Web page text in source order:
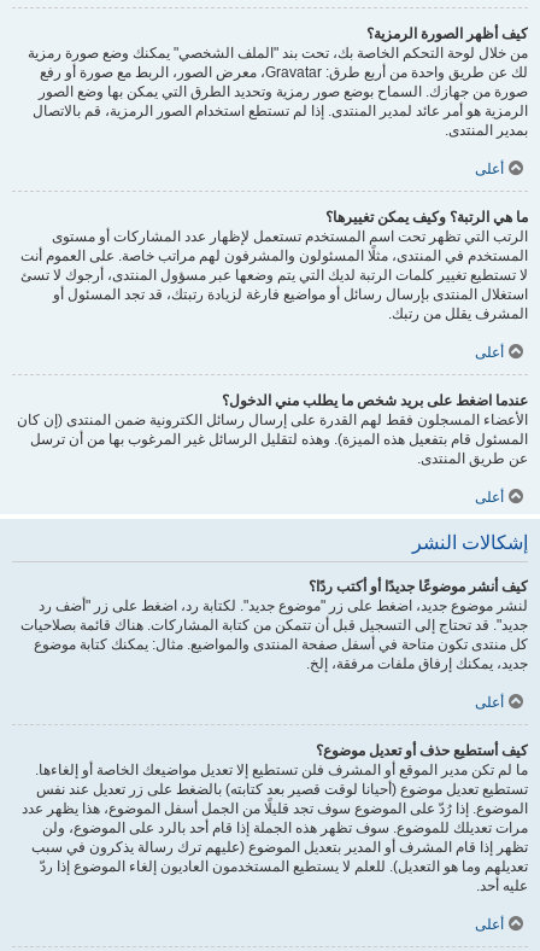
كيف أظهر الصورة الرمزية؟
من خلال لوحة التحكم الخاصة بك، تحت بند "الملف الشخصي" يمكنك وضع صورة رمزية
لك عن طريق واحدة من أربع طرق: Gravatar، معرض الصور، الربط مع صورة أو رفع
صورة من جهازك. السماح بوضع صور رمزية وتحديد الطرق التي يمكن بها وضع الصور
الرمزية هو أمر عائد لمدير المنتدى. إذا لم تستطع استخدام الصور الرمزية، قم بالاتصال
بمدير المنتدى.
أعلى
ما هي الرتبة؟ وكيف يمكن تغييرها؟
الرتب التي تظهر تحت اسم المستخدم تستعمل لإظهار عدد المشاركات أو مستوى
المستخدم في المنتدى، مثلًا المسئولون والمشرفون لهم مراتب خاصة. على العموم أنت
لا تستطيع تغيير كلمات الرتبة لديك التي يتم وضعها عبر مسؤول المنتدى، أرجوك لا تسئ
استغلال المنتدى بإرسال رسائل أو مواضيع فارغة لزيادة رتبتك، قد تجد المسئول أو
المشرف يقلل من رتبك.
أعلى
عندما اضغط على بريد شخص ما يطلب مني الدخول؟
الأعضاء المسجلون فقط لهم القدرة على إرسال رسائل الكترونية ضمن المنتدى (إن كان
المسئول قام بتفعيل هذه الميزة). وهذه لتقليل الرسائل غير المرغوب بها من أن ترسل
عن طريق المنتدى.
أعلى
إشكالات النشر
كيف أنشر موضوعًا جديدًا أو أكتب ردًا؟
لنشر موضوع جديد، اضغط على زر "موضوع جديد". لكتابة رد، اضغط على زر "أضف رد
جديد". قد تحتاج إلى التسجيل قبل أن تتمكن من كتابة المشاركات. هناك قائمة بصلاحيات
كل منتدى تكون متاحة في أسفل صفحة المنتدى والمواضيع. مثال: يمكنك كتابة موضوع
جديد، يمكنك إرفاق ملفات مرفقة، إلخ.
أعلى
كيف أستطيع حذف أو تعديل موضوع؟
ما لم تكن مدير الموقع أو المشرف فلن تستطيع إلا تعديل مواضيعك الخاصة أو إلغاءها.
تستطيع تعديل موضوع (أحيانا لوقت قصير بعد كتابته) بالضغط على زر تعديل عند نفس
الموضوع. إذا رُدّ على الموضوع سوف تجد قليلًا من الجمل أسفل الموضوع، هذا يظهر عدد
مرات تعديلك للموضوع. سوف تظهر هذه الجملة إذا قام أحد بالرد على الموضوع، ولن
تظهر إذا قام المشرف أو المدير بتعديل الموضوع (عليهم ترك رسالة يذكرون في سبب
تعديلهم وما هو التعديل). للعلم لا يستطيع المستخدمون العاديون إلغاء الموضوع إذا ردّ
عليه أحد.
أعلى